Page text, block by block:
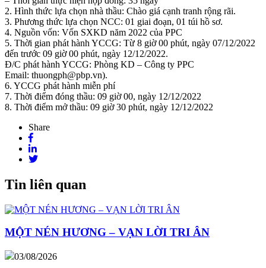
2. Hình thức lựa chọn nhà thầu: Chào giá cạnh tranh rộng rãi.
3. Phương thức lựa chọn NCC: 01 giai đoạn, 01 túi hồ sơ.
4. Nguồn vốn: Vốn SXKD năm 2022 của PPC
5. Thời gian phát hành YCCG: Từ 8 giờ 00 phút, ngày 07/12/2022
đến trước 09 giờ 00 phút, ngày 12/12/2022.
Đ/C phát hành YCCG: Phòng KD – Công ty PPC
Email: thuongph@pbp.vn).
6. YCCG phát hành miễn phí
7. Thời điểm đóng thầu: 09 giờ 00, ngày 12/12/2022
8. Thời điểm mở thầu: 09 giờ 30 phút, ngày 12/12/2022
Share
Tin liên quan
MỘT NÉN HƯƠNG – VẠN LỜI TRI ÂN
03/08/2026